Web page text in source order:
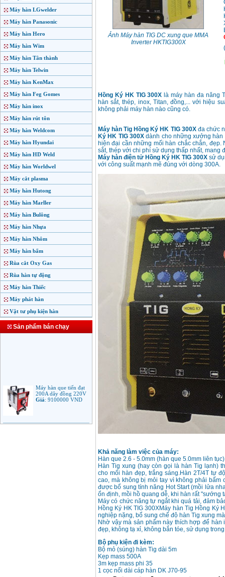
Máy hàn LGwelder
Máy hàn Panasonic
Máy hàn Hero
Máy hàn Wim
Máy hàn Tân thành
Máy hàn Telwin
Máy hàn KenMax
Máy hàn Feg Gomes
Máy hàn inox
Máy hàn rút tôn
Máy hàn Weldcom
Máy hàn Hyundai
Máy hàn HD Weld
Máy hàn Worldwel
Máy cắt plasma
Máy hàn Hutong
Máy hàn Marller
Máy hàn Bulông
Máy hàn Nhựa
Máy hàn Nhôm
Máy hàn bấm
Rùa cắt Oxy Gas
Rùa hàn tự động
Máy hàn Thiếc
Máy phát hàn
Vật tư phụ kiện hàn
Sản phẩm bán chạy
200A dây đồng 220V
Giá:9100000VND
Máy hàn que điện tử
Ảnh Máy hàn TIG DC xung que MMA
Inverter HKTIG300X
(
Hồng Ký HK TIG 300X là máy hàn đa năng
hàn sắt, thép, inox, Titan, đồng,... với hiệu
không phải máy hàn nào cũng có.
Máy hàn Tig Hồng Ký HK TIG 300Xđa chức
Ký HK TIG 300Xdành cho những xưởng hàn
hiện đại cần những mối hàn chắc chắn,
sắt, thép với chi phí sử dụng thấp nhất, mang
Máy hàn điện tử Hồng Ký HK TIG 300X sử
với công suất mạnh mẽ đúng với dòng 300A.
Khả năng làm việc của máy:
Hàn que 2.6 - 5.0mm (hàn que 5.0mm liên
Hàn Tig xung (hay còn gọi là hàn Tig lạnh)
cho mối hàn đẹp, trắng sáng.Hàn 2T/4T tự
cao, mà không bị mỏi tay vì không phải
được bổ sung tính năng Hot Start (mồi lửa
ổn định, mồi hồ quang dễ, khi hàn rất "sướng
Máy có chức năng tự ngắt khi quá tải, đảm
Hồng Ký HK TIG 300XMáy hàn Tig Hồng Ký
nghiệp nặng, bổ sung chế độ hàn Tig xung
Nhờ vậy mà sản phẩm này thích hợp để
đẹp, không tạ xỉ, không bắn tóe, sử dụng
Bộ phụ kiện đi kèm:
Bộ mỏ (súng) hàn Tig dài 5m
Kẹp mass 500A
3m kẹp mass phi 35
1 cọc nối dài cáp hàn DK J70-95